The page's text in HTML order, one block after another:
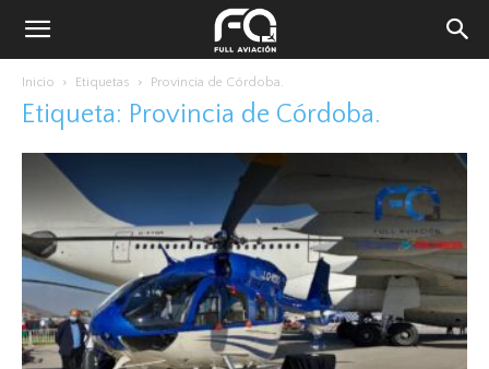
Inicio Etiquetas Provincia de Córdoba.
Etiqueta: Provincia de Córdoba.